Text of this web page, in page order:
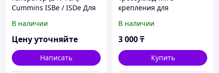
Cummins ISBe / ISDe Для
КАМАЗ
В наличии
Цену уточняйте
Написать
крепления для
ZLP630
В наличии
3 000₸
Купить